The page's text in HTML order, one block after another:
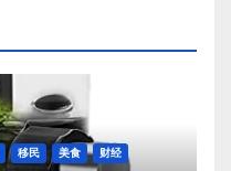
移民 美食 财经